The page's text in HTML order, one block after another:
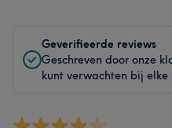
Geverifieerde reviews
Geschreven door onze
kunt verwachten bij elke